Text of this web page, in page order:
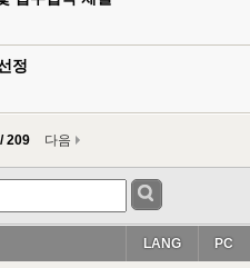
정
209 다음
PC
LANG